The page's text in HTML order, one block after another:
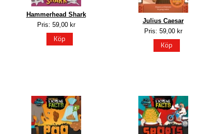
Hammerhead Shark
Pris: 59,00 kr
Köp
Julius Caesar
Pris: 59,00 kr
Köp